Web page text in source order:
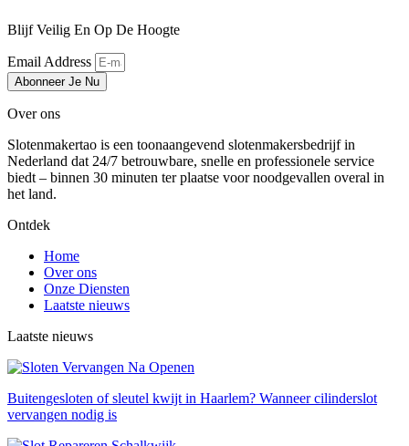
Blijf Veilig En Op De Hoogte
Email Address
Abonneer Je Nu
Over ons
Slotenmakertao is een toonaangevend slotenmakersbedrijf in
Nederland dat 24/7 betrouwbare, snelle en professionele service
biedt – binnen 30 minuten ter plaatse voor noodgevallen overal in
het land.
Ontdek
Home
Over ons
Onze Diensten
Laatste nieuws
Laatste nieuws
Buitengesloten of sleutel kwijt in Haarlem? Wanneer cilinderslot
vervangen nodig is